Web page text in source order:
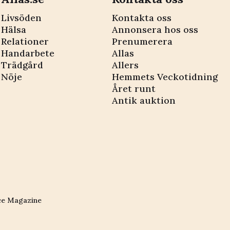
Livsöden
Hälsa
Relationer
Handarbete
Trädgård
Nöje
Kontakta oss
Annonsera hos oss
Prenumerera
Allas
Allers
Hemmets Veckotidning
Året runt
Antik auktion
Magazine